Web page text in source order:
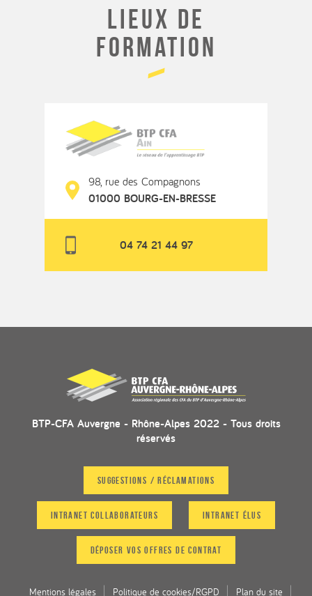
Lieux de
formation
98, rue des Compagnons
01000 BOURG-EN-BRESSE
04 74 21 44 97
BTP-CFA Auvergne - Rhône-Alpes 2022 - Tous droits
réservés
Suggestions / Réclamations
Intranet collaborateurs Intranet Élus
Déposer vos offres de contrat
Mentions légales Politique de cookies/RGPD Plan du site